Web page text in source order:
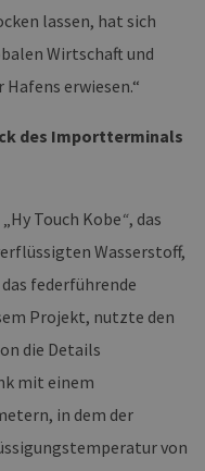
lassen, hat sich
Wirtschaft und
erwiesen.“
des Importterminals
Touch Kobe“, das
Wasserstoff,
federführende
Projekt, nutzte den
die Details
mit einem
in dem der
von